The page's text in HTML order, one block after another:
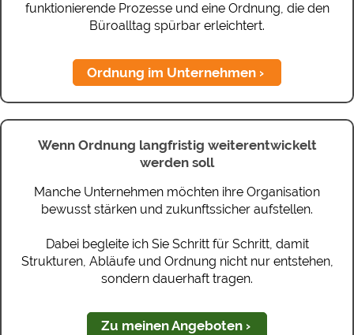
funktionierende Prozesse und eine Ordnung, die den
Büroalltag spürbar erleichtert.
Ordnung im Unternehmen
Wenn Ordnung langfristig weiterentwickelt
werden soll
Manche Unternehmen möchten ihre Organisation
bewusst stärken und zukunftssicher aufstellen.
Dabei begleite ich Sie Schritt für Schritt, damit
Strukturen, Abläufe und Ordnung nicht nur entstehen,
sondern dauerhaft tragen.
Zu meinen Angeboten